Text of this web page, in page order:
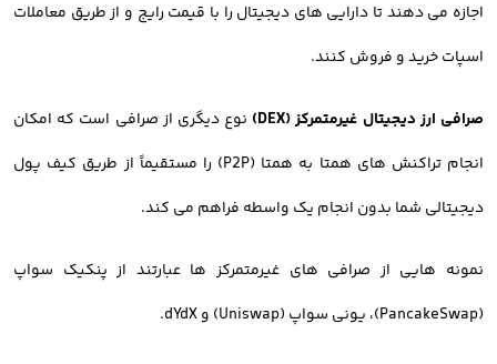
اجازه می دهند تا دارایی های دیجیتال را با قیمت رایج و از طریق معاملات
اسپات خرید و فروش کنند.
صرافی ارز دیجیتال غیرمتمرکز (DEX)
نوع دیگری از صرافی است که امکان
انجام تراکنش های همتا به همتا (P2P) را مستقیماً از طریق کیف پول
دیجیتالی شما بدون انجام یک واسطه فراهم می کند.
نمونه هایی از صرافی های غیرمتمرکز ها عبارتند از پنکیک سواپ
(PancakeSwap)، یونی سواپ (Uniswap) و dYdX.